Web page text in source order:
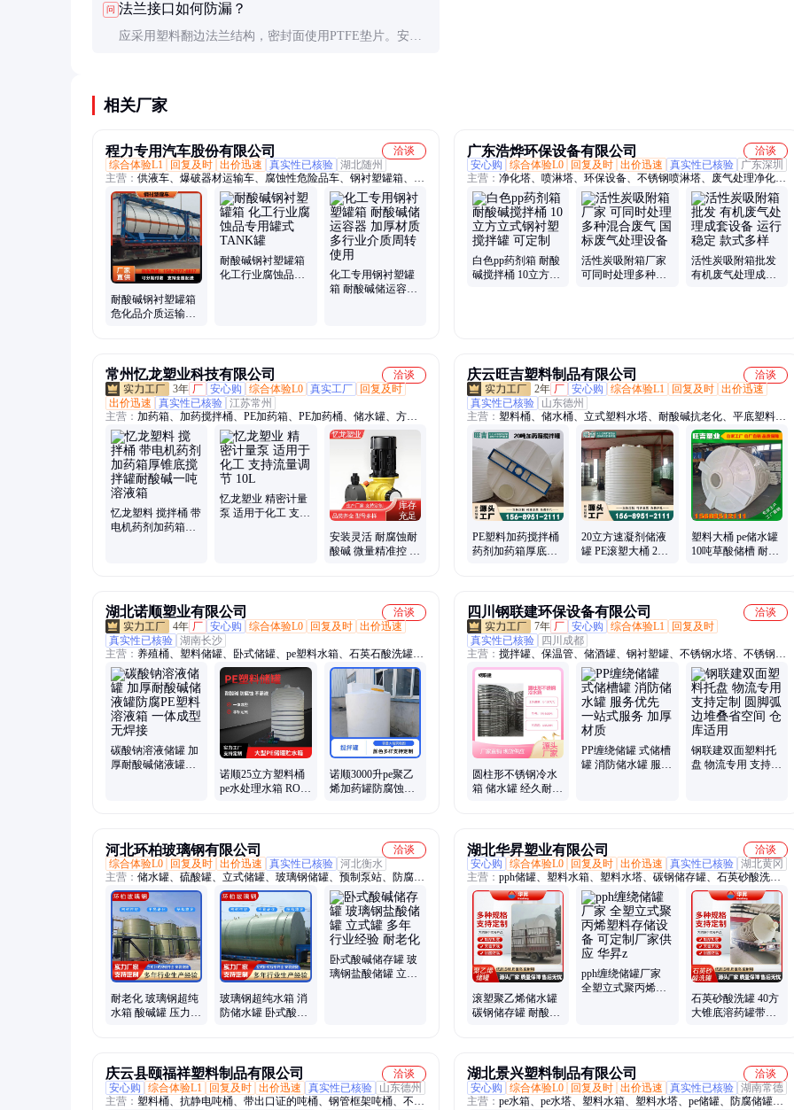
完整的介质清单给供应商评估。
问 法兰接口如何防漏？
应采用塑料翻边法兰结构，密封面使用PTFE垫片。安装
相关厂家
程力专用汽车股份有限公司
洽谈
综合体验L1
回复及时 出价迅速 真实性已核验 湖北随州
主营： 供液车、爆破器材运输车、腐蚀性危险品车、钢衬塑罐箱、钢
衬塑罐箱车、危险品运输车
耐酸碱钢衬塑罐箱
危化品介质运输罐
耐酸碱钢衬塑罐箱
化工行业腐蚀品专
化工专用钢衬塑罐
箱 耐酸碱储运容器
广东浩烨环保设备有限公司
洽谈
安心购
综合体验L0 回复及时 出价迅速 真实性已核验
广东深圳
主营： 净化塔、喷淋塔、环保设备、不锈钢喷淋塔、废气处理净化
塔、废气处理塔、废气处理设备、烟气废气洗涤塔、PP喷淋塔、废气
净化处理设备、洗涤塔、生物除臭箱、一体化污水处理设备、PP搅拌
桶、催化燃烧设备、活性炭吸附箱、污水处理一体化设备、全自动加
药装置、气浮一体机、pp喷淋塔、除雾喷淋塔、大型PP喷淋塔、布袋
式除尘器、PPS阻燃喷淋塔
白色pp药剂箱 耐酸
碱搅拌桶 10立方立
活性炭吸附箱厂家
可同时处理多种混
活性炭吸附箱批发
有机废气处理成套
常州忆龙塑业科技有限公司
洽谈
3年 厂 安心购 综合体验L0 真实工厂
回复及时
出价迅速
真实性已核验 江苏常州
主营： 加药箱、加药搅拌桶、PE加药箱、PE加药桶、储水罐、方形
水箱、方形加药箱、卧式水箱、设备水箱
忆龙塑料 搅拌桶 带
电机药剂加药箱厚
忆龙塑业 精密计量
泵 适用于化工 支持
安装灵活 耐腐蚀耐
酸碱 微量精准控 双
庆云旺吉塑料制品有限公司
洽谈
2年 厂 安心购 综合体验L1 回复及时 出价迅速
真实性已核验
山东德州
主营： 塑料桶、储水桶、立式塑料水塔、耐酸碱抗老化、平底塑料水
箱、5吨塑料桶、8吨塑料桶、10吨塑料桶、15吨塑料桶、20吨塑料
桶、30吨塑料桶、40吨塑料桶、50吨塑料桶、塑料储罐、塑料水塔、
加药箱、泡菜桶、腌制桶、减水剂复配设备、外加剂复配设备、
1000L塑料桶、立式塑料桶、卧式塑料桶、塑料水箱、10立方水箱、
外加剂塑料搅拌水箱
PE塑料加药搅拌桶
药剂加药箱厚底搅
20立方速凝剂储液
罐 PE滚塑大桶 20
塑料大桶 pe储水罐
10吨草酸储槽 耐酸
湖北诺顺塑业有限公司
洽谈
4年 厂 安心购 综合体验L0 回复及时 出价迅速
真实性已核验 湖南长沙
主营： 养殖桶、塑料储罐、卧式储罐、pe塑料水箱、石英石酸洗罐、
加药箱、塑料水塔、塑料储水罐、塑料水箱、pe水箱、塑料搅拌桶、
塑料搅拌罐、pph储罐
碳酸钠溶液储罐 加
厚耐酸碱储液罐防
诺顺25立方塑料桶
pe水处理水箱 RO纯
诺顺3000升pe聚乙
烯加药罐防腐蚀耐
四川钢联建环保设备有限公司
洽谈
7年 厂 安心购 综合体验L1
回复及时
真实性已核验
四川成都
主营： 搅拌罐、保温管、储酒罐、钢衬塑罐、不锈钢水塔、不锈钢储
罐、不锈钢水箱、不锈钢过滤罐、发酵罐、塑料pp罐、无塔供水、塑
料吨桶、塑料吹塑、塑料水桶、保温水箱、环保设备、消防水箱、塑
料水箱、塑料pe水箱、塑料运输桶
圆柱形不锈钢冷水
箱 储水罐 经久耐用
PP缠绕储罐 式储槽
罐 消防储水罐 服务
钢联建双面塑料托
盘 物流专用 支持定
河北环柏玻璃钢有限公司
洽谈
综合体验L0
回复及时 出价迅速 真实性已核验 河北衡水
主营： 储水罐、硫酸罐、立式储罐、玻璃钢储罐、预制泵站、防腐储
罐、化工储罐、食品级储罐、氢氧化钠罐、一体化泵站、污水提升泵
站、超纯水氮封水箱
耐老化 玻璃钢超纯
水箱 酸碱罐 压力范
玻璃钢超纯水箱 消
防储水罐 卧式酸碱
卧式酸碱储存罐 玻
璃钢盐酸储罐 立式
湖北华昇塑业有限公司
洽谈
安心购
综合体验L0 回复及时 出价迅速 真实性已核验 湖北黄冈
主营： pph储罐、塑料水箱、塑料水塔、碳钢储存罐、石英砂酸洗
罐、加药桶、pp喷淋塔、pph反应釜、森林消防水箱、pp废气塔、pp
除雾塔
滚塑聚乙烯储水罐
碳钢储存罐 耐酸碱
pph缠绕储罐厂家
全塑立式聚丙烯塑
石英砂酸洗罐 40方
大锥底溶药罐带底
庆云县颐福祥塑料制品有限公司
洽谈
安心购
综合体验L1 回复及时 出价迅速 真实性已核验
山东德州
主营： 塑料桶、抗静电吨桶、带出口证的吨桶、钢管框架吨桶、不锈
湖北景兴塑料制品有限公司
洽谈
安心购
综合体验L0 回复及时 出价迅速 真实性已核验 湖南常德
主营： pe水箱、pe水塔、塑料水箱、塑料水塔、pe储罐、防腐储罐、